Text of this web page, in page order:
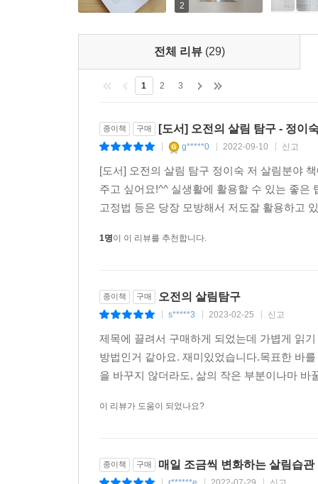
2
전체 리뷰 (29)
1 2 3
종이책 구매 [도서] 오전의 살림 탐구 - 정이
g*****0 2022-09-10 신고
[도서] 오전의 살림 탐구 정이숙 저 살림분야
주고 싶어요!^^ 실생활에 활용할 수 있는 좋은
고정법 등은 당장 모방해서 저도잘 활용하고
1명이 이 리뷰를 추천합니다.
종이책 구매 오전의 살림탐구
s*****3 2023-02-25 신고
제목에 끌려서 구매하게 되었는데 가볍게 읽
방법인거 같아요. 재미있었습니다.목표한 바
을 바꾸지 않더라도, 삶의 작은 부분이나마
이 리뷰가 도움이 되었나요?
종이책 구매 매일 조금씩 변화하는 살림습관